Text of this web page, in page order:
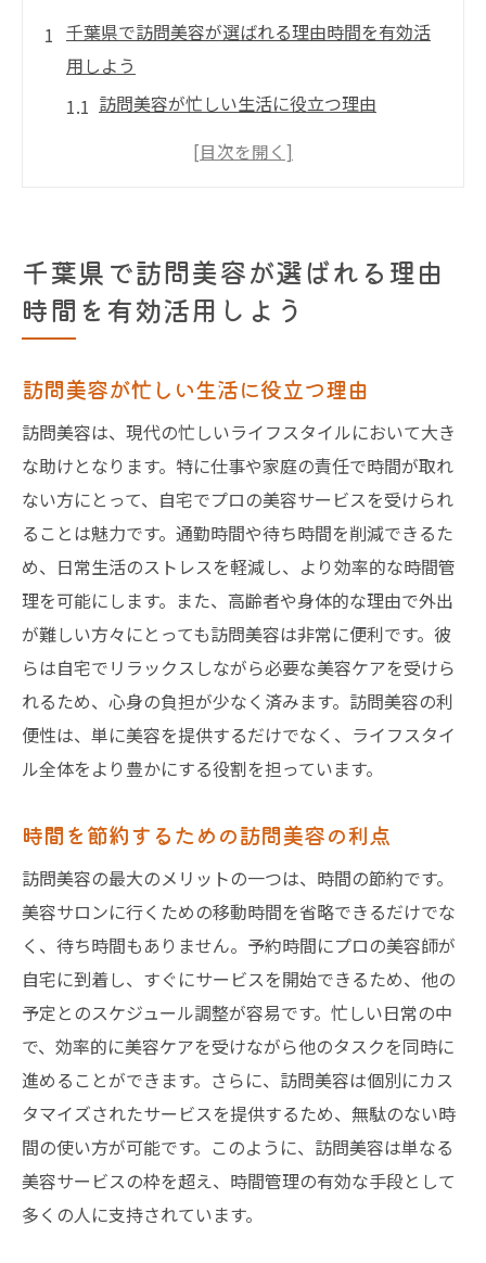
千葉県で訪問美容が選ばれる理由時間を有効活
用しよう
訪問美容が忙しい生活に役立つ理由
時間を節約するための訪問美容の利点
訪問美容が提供する柔軟な対応とは
千葉県で訪問美容を選ぶ人の声
訪問美容の魅力自宅で受けられるパーソナルケ
パーソナルケアの重要性と訪問美容
専門家によるカスタマイズされた美容サー
ビス
自宅で安心して受けられる美容の魅力
訪問美容によるストレスフリーな体験
高品質なサービスを家庭で提供する訪問美
容
プライベート空間での美容セッションの効
果
千葉県でリーズナブルな訪問美容を選ぶポイン
ト
リーズナブルなサービスの見分け方
料金とサービスのバランスを考える
訪問美容の費用を抑えるためのコツ
お得なプランやキャンペーンの活用法
千葉県で信頼できる訪問美容業者の探し方
訪問美容で叶える自宅でのリラックスした美容
自宅での美容がもたらすリラックス効果
訪問美容のシナリオ別利用例
リラックスできる環境での美容の利点
訪問美容を受ける際の準備と注意点
千葉県で訪問美容が選ばれる理由
時間を有効活用しよう
訪問美容が忙しい生活に役立つ理由
訪問美容は、現代の忙しいライフスタイルにおいて大き
な助けとなります。特に仕事や家庭の責任で時間が取れ
ない方にとって、自宅でプロの美容サービスを受けられ
ることは魅力です。通勤時間や待ち時間を削減できるた
め、日常生活のストレスを軽減し、より効率的な時間管
理を可能にします。また、高齢者や身体的な理由で外出
が難しい方々にとっても訪問美容は非常に便利です。彼
らは自宅でリラックスしながら必要な美容ケアを受けら
れるため、心身の負担が少なく済みます。訪問美容の利
便性は、単に美容を提供するだけでなく、ライフスタイ
ル全体をより豊かにする役割を担っています。
時間を節約するための訪問美容の利点
訪問美容の最大のメリットの一つは、時間の節約です。
美容サロンに行くための移動時間を省略できるだけでな
く、待ち時間もありません。予約時間にプロの美容師が
自宅に到着し、すぐにサービスを開始できるため、他の
予定とのスケジュール調整が容易です。忙しい日常の中
で、効率的に美容ケアを受けながら他のタスクを同時に
進めることができます。さらに、訪問美容は個別にカス
タマイズされたサービスを提供するため、無駄のない時
間の使い方が可能です。このように、訪問美容は単なる
美容サービスの枠を超え、時間管理の有効な手段として
多くの人に支持されています。